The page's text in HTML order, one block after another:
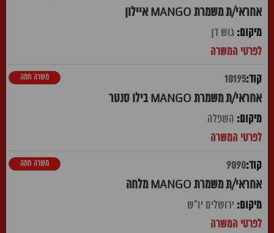
אחראי/ת משמרת MANGO איילון
גוש דן
10195
אחראי/ת משמרת MANGO בילו סנטר
משרה חמה
השפלה
9090
אחראי/ת משמרת MANGO מלחה
משרה חמה
ירושלים יו"ש